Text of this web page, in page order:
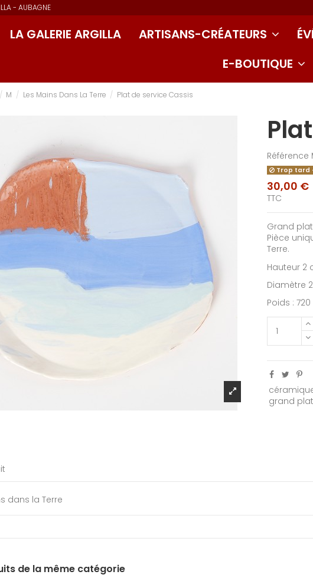
- AUBAGNE
LA GALERIE ARGILLA ARTISANS-CRÉATEURS
E-BOUTIQUE
M Les Mains Dans La Terre Plat de service Cassis
Référence
Trop tard
30,00 €
TTC
Grand
Pièce
Terre.
Hauteur 2
Diamètre
Poids : 720
grand
dans la Terre
de la même catégorie